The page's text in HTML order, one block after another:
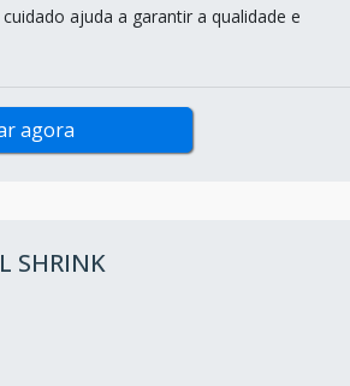
ajuda a garantir a qualidade e
agora
SHRINK